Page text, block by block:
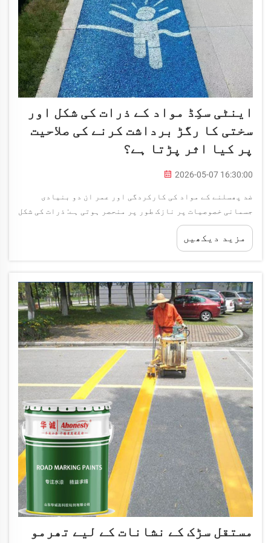
اینٹی سکِڈ مواد کے ذرات کی شکل اور
سختی کا رگڑ برداشت کرنے کی صلاحیت
پر کیا اثر پڑتا ہے؟
2026-05-07 16:30:00
ضد پھسلنے کے مواد کی کارکردگی اور عمر ان دو بنیادی
جسمانی خصوصیات پر نازک طور پر منحصر ہوتی ہے: ذرات کی شکل
اور سختی۔ یہ خصوصیات طے کرتی ہیں کہ مجموعی ذرات سطحی
کوٹنگز کے ساتھ کتنی مؤثر طرح سے گھنٹی بنتے ہیں،
مزید دیکھیں
مستقل سڑک کے نشانات کے لیے تھرمو